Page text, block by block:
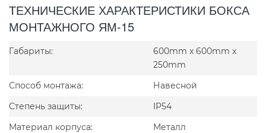
ТЕХНИЧЕСКИЕ ХАРАКТЕРИСТИКИ БОКСА
МОНТАЖНОГО ЯМ-15
Габариты:
600mm x 600mm x
250mm
Способ монтажа:
Навесной
Степень защиты:
IP54
Материал корпуса:
Металл